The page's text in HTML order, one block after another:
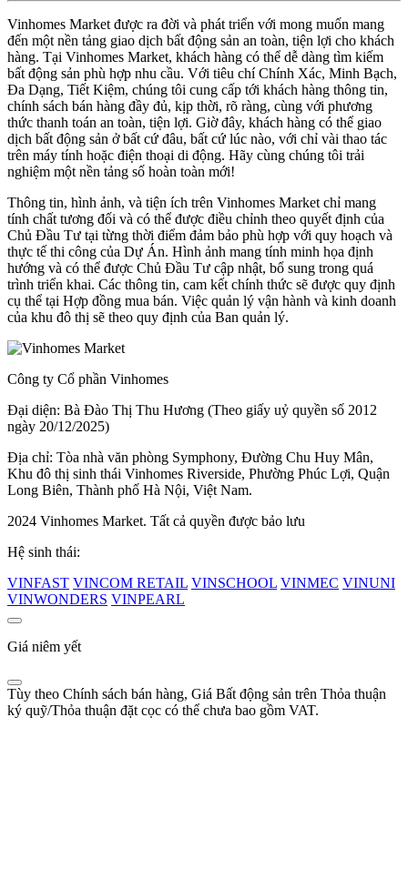
Vinhomes Market được ra đời và phát triển với mong muốn mang
đến một nền tảng giao dịch bất động sản an toàn, tiện lợi cho khách
hàng. Tại Vinhomes Market, khách hàng có thể dễ dàng tìm kiếm
bất động sản phù hợp nhu cầu. Với tiêu chí Chính Xác, Minh Bạch,
Đa Dạng, Tiết Kiệm, chúng tôi cung cấp tới khách hàng thông tin,
chính sách bán hàng đầy đủ, kịp thời, rõ ràng, cùng với phương
thức thanh toán an toàn, tiện lợi. Giờ đây, khách hàng có thể giao
dịch bất động sản ở bất cứ đâu, bất cứ lúc nào, với chỉ vài thao tác
trên máy tính hoặc điện thoại di động. Hãy cùng chúng tôi trải
nghiệm một nền tảng số hoàn toàn mới!
Thông tin, hình ảnh, và tiện ích trên Vinhomes Market chỉ mang
tính chất tương đối và có thể được điều chỉnh theo quyết định của
Chủ Đầu Tư tại từng thời điểm đảm bảo phù hợp với quy hoạch và
thực tế thi công của Dự Án. Hình ảnh mang tính minh họa định
hướng và có thể được Chủ Đầu Tư cập nhật, bổ sung trong quá
trình triển khai. Các thông tin, cam kết chính thức sẽ được quy định
cụ thể tại Hợp đồng mua bán. Việc quản lý vận hành và kinh doanh
của khu đô thị sẽ theo quy định của Ban quản lý.
Công ty Cổ phần Vinhomes
Đại diện: Bà Đào Thị Thu Hương (Theo giấy uỷ quyền số 2012
ngày 20/12/2025)
Địa chỉ: Tòa nhà văn phòng Symphony, Đường Chu Huy Mân,
Khu đô thị sinh thái Vinhomes Riverside, Phường Phúc Lợi, Quận
Long Biên, Thành phố Hà Nội, Việt Nam.
2024 Vinhomes Market. Tất cả quyền được bảo lưu
Hệ sinh thái:
VINFAST VINCOM RETAIL VINSCHOOL VINMEC VINUNI
VINWONDERS VINPEARL
Giá niêm yết
Tùy theo Chính sách bán hàng, Giá Bất động sản trên Thỏa thuận
ký quỹ/Thỏa thuận đặt cọc có thể chưa bao gồm VAT.